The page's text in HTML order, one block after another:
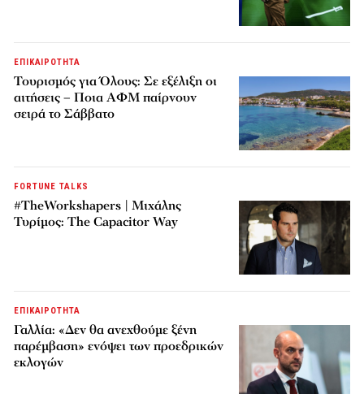
ΕΠΙΚΑΙΡΟΤΗΤΑ
Τουρισμός για Όλους: Σε εξέλιξη οι
αιτήσεις – Ποια ΑΦΜ παίρνουν
σειρά το Σάββατο
FORTUNE TALKS
#TheWorkshapers | Μιχάλης
Τυρίμος: The Capacitor Way
ΕΠΙΚΑΙΡΟΤΗΤΑ
Γαλλία: «Δεν θα ανεχθούμε ξένη
παρέμβαση» ενόψει των προεδρικών
εκλογών